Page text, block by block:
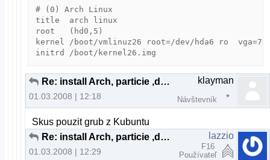
# (0) Arch Linux
title  arch linux
root   (hd0,5)
kernel /boot/vmlinuz26 root=/dev/hda6 ro
initrd /boot/kernel26.img
Re: install Arch, particie ,dual boot
01.03.2008 | 12:18
klayman
Návštevník
Skus pouzit grub z Kubuntu
Re: install Arch, particie ,dual boot
01.03.2008 | 12:29
lazzio
F16
Používateľ